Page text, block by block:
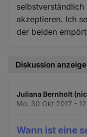
akzeptieren. Ich
der beiden
Diskussion
Juliana Bernholt
Mo. 30 Okt 2017 -
Wann ist eine